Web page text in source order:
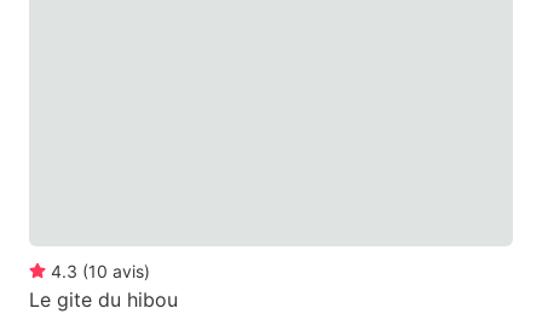
4.3 (10 avis)
Le gite du hibou